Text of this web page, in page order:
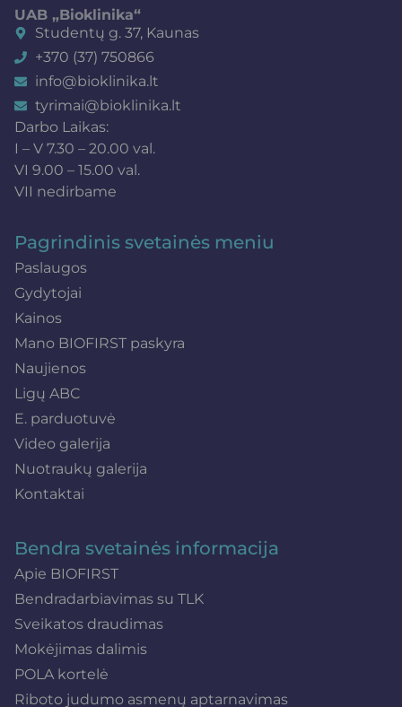
UAB „Bioklinika“
Studentų g. 37, Kaunas
+370 (37) 750866
info@bioklinika.lt
tyrimai@bioklinika.lt
Darbo Laikas:
I – V 7.30 – 20.00 val.
VI 9.00 – 15.00 val.
VII nedirbame
Pagrindinis svetainės meniu
Paslaugos
Gydytojai
Kainos
Mano BIOFIRST paskyra
Naujienos
Ligų ABC
E. parduotuvė
Video galerija
Nuotraukų galerija
Kontaktai
Bendra svetainės informacija
Apie BIOFIRST
Bendradarbiavimas su TLK
Sveikatos draudimas
Mokėjimas dalimis
POLA kortelė
Riboto judumo asmenų aptarnavimas